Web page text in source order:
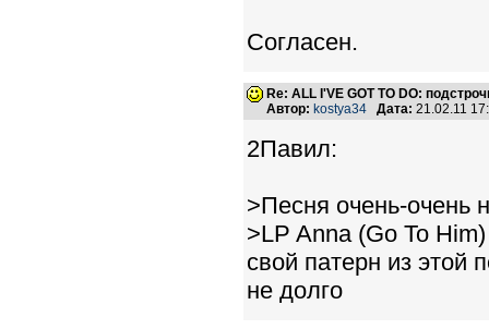
Согласен.
Re: ALL I'VE GOT TO DO:
Автор: kostya34 Дата: 21.02.11
2Павил:
>Песня очень-очень
>LP Anna (Go To
свой патерн из этой
не долго